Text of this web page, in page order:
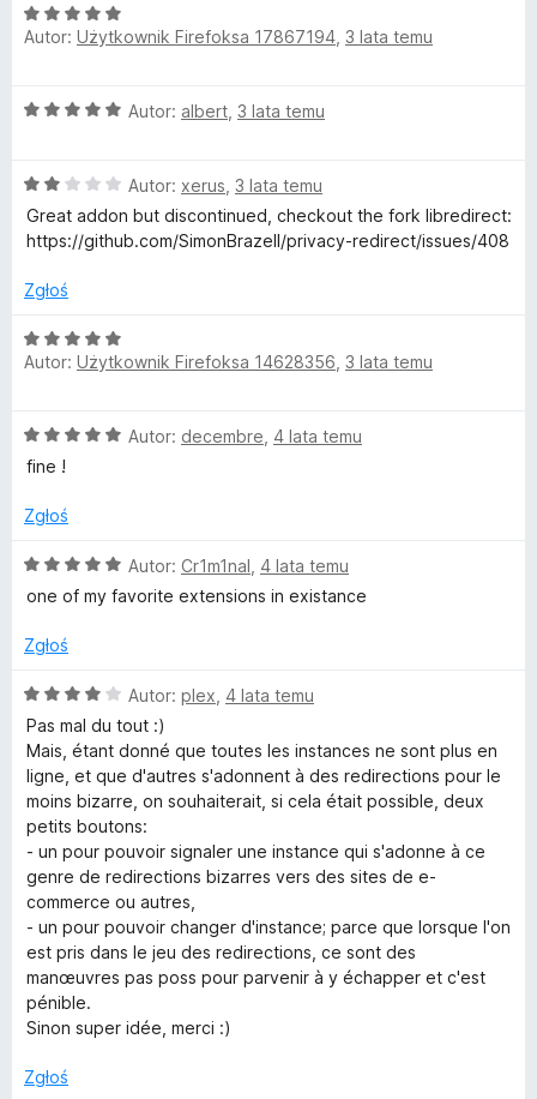
5
/
n
a
/
O
c
a
/
5
Autor: Użytkownik Firefoksa 17867194 3 lata temu
O
n
a
:
/
Autor: albert 3 lata temu
O
c
e
a
2
/
Autor: xerus 3 lata temu
Great addon but discontinued, checkout the fork libredirect:
https://github.com/SimonBrazell/privacy-redirect/issues/408
Zgłoś
O
c
a
:
/
Autor: Użytkownik Firefoksa 14628356 3 lata temu
O
c
n
:
5
Autor: decembre 4 lata temu
fine !
Zgłoś
O
c
n
:
5
/
5
Autor: Cr1m1nal 4 lata temu
one of my favorite extensions in existance
Zgłoś
O
c
e
n
a
:
/
5
Autor: plex 4 lata temu
Pas mal du tout :)
Mais, étant donné que toutes les instances ne sont plus en
ligne, et que d'autres s'adonnent à des redirections pour le
moins bizarre, on souhaiterait, si cela était possible, deux
petits boutons:
- un pour pouvoir signaler une instance qui s'adonne à ce
genre de redirections bizarres vers des sites de e-
commerce ou autres,
- un pour pouvoir changer d'instance; parce que lorsque l'on
est pris dans le jeu des redirections, ce sont des
manœuvres pas poss pour parvenir à y échapper et c'est
pénible.
Sinon super idée, merci :)
Zgłoś